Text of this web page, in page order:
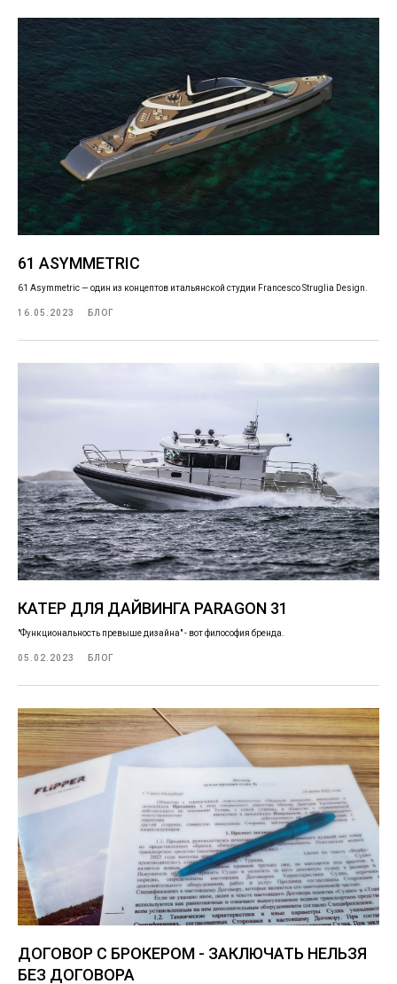
61 ASYMMETRIC
61 Asymmetric — один из концептов итальянской студии Francesco Struglia Design.
16.05.2023 БЛОГ
КАТЕР ДЛЯ ДАЙВИНГА PARAGON 31
"Функциональность превыше дизайна" - вот философия бренда.
05.02.2023 БЛОГ
ДОГОВОР С БРОКЕРОМ - ЗАКЛЮЧАТЬ НЕЛЬЗЯ
БЕЗ ДОГОВОРА